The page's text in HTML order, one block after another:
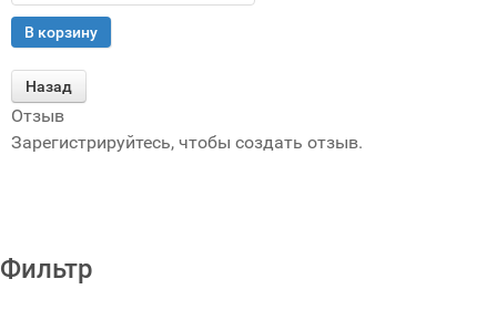
Отзыв
Зарегистрируйтесь, чтобы создать отзыв.
Фильтр